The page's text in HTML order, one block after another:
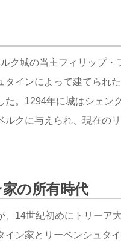
ク城の当主フィリップ
タインによって建てられ
た。1294年に城はシェン
ルクに与えられ、現在の
の所有時代
、14世紀初めにトリーア
イン家とリーベンシュタ